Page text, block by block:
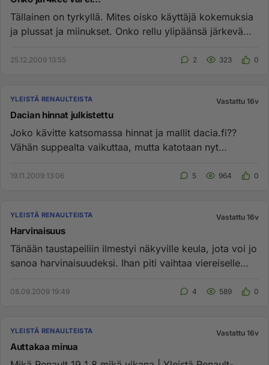
Tällainen on tyrkyllä. Mites oisko käyttäjä kokemuksia
ja plussat ja miinukset. Onko rellu ylipäänsä järkevä
25.12.2009 13:55 2 323 0
YLEISTÄ RENAULTEISTA Vastattu 16v
Dacian hinnat julkistettu
Joko kävitte katsomassa hinnat ja mallit dacia.fi??
Vähän suppealta vaikuttaa, mutta katotaan nyt
19.11.2009 13:06 5 964 0
YLEISTÄ RENAULTEISTA Vastattu 16v
Harvinaisuus
Tänään taustapeiliin ilmestyi näkyville keula, jota voi jo
sanoa harvinaisuudeksi. Ihan piti vaihtaa viereiselle
08.09.2009 19:49 4 589 0
YLEISTÄ RENAULTEISTA Vastattu 16v
Auttakaa minua